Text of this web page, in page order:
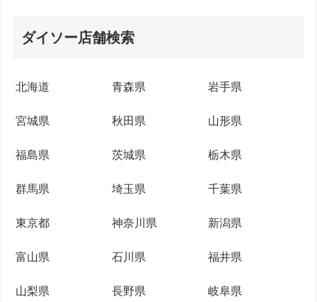
ダイソー店舗検索
北海道 青森県 岩手県
宮城県 秋田県 山形県
福島県 茨城県 栃木県
群馬県 埼玉県 千葉県
東京都 神奈川県 新潟県
富山県 石川県 福井県
山梨県 長野県 岐阜県